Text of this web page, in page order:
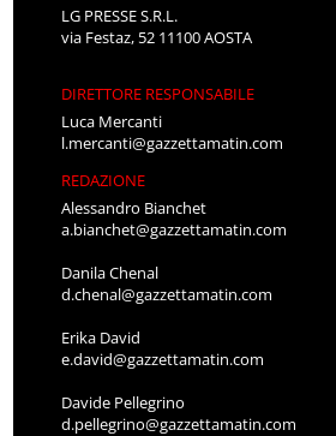
LG PRESSE S.R.L.
via Festaz, 52 11100 AOSTA
DIRETTORE RESPONSABILE
Luca Mercanti
l.mercanti@gazzettamatin.com
REDAZIONE
Alessandro Bianchet
a.bianchet@gazzettamatin.com
Danila Chenal
d.chenal@gazzettamatin.com
Erika David
e.david@gazzettamatin.com
Davide Pellegrino
d.pellegrino@gazzettamatin.com